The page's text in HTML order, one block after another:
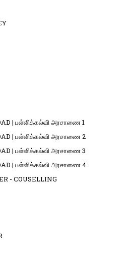
| பள்ளிக்கல்வி அரசாணை 1
| பள்ளிக்கல்வி அரசாணை 2
| பள்ளிக்கல்வி அரசாணை 3
| பள்ளிக்கல்வி அரசாணை 4
- COUSELLING